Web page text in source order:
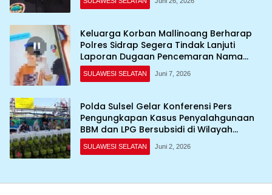
Keluarga Korban Mallinoang Berharap
Polres Sidrap Segera Tindak Lanjuti
Laporan Dugaan Pencemaran Nama
Baik di TikTok
SULAWESI SELATAN Juni 7, 2026
Polda Sulsel Gelar Konferensi Pers
Pengungkapan Kasus Penyalahgunaan
BBM dan LPG Bersubsidi di Wilayah
Sulawesi Selatan
SULAWESI SELATAN Juni 2, 2026